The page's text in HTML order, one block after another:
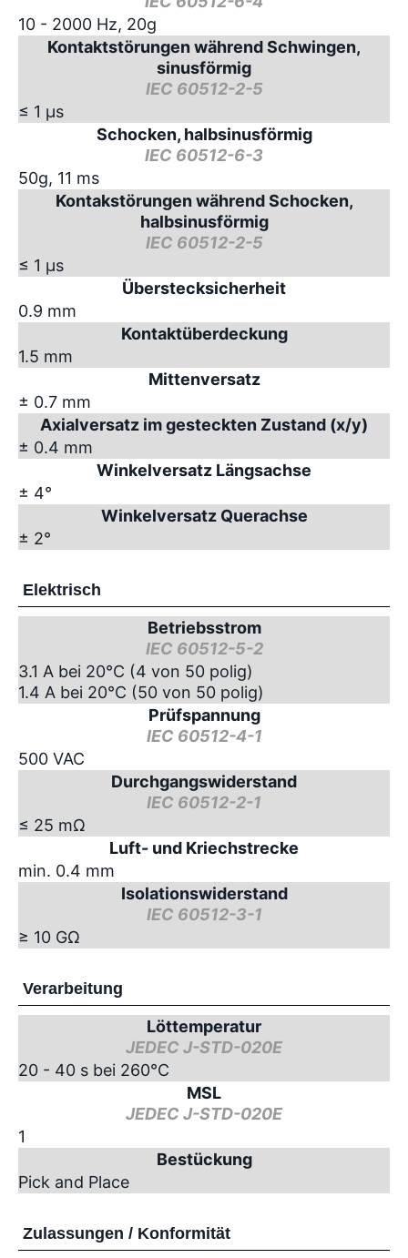
10 - 2000 Hz, 20g
Kontaktstörungen während Schwingen,
sinusförmig
IEC 60512-2-5
≤ 1 µs
Schocken, halbsinusförmig
IEC 60512-6-3
50g, 11 ms
Kontakstörungen während Schocken,
halbsinusförmig
IEC 60512-2-5
≤ 1 µs
Überstecksicherheit
0.9 mm
Kontaktüberdeckung
1.5 mm
Mittenversatz
± 0.7 mm
Axialversatz im gesteckten Zustand (x/y)
± 0.4 mm
Winkelversatz Längsachse
± 4°
Winkelversatz Querachse
± 2°
Elektrisch
Betriebsstrom
IEC 60512-5-2
3.1 A bei 20°C (4 von 50 polig)
1.4 A bei 20°C (50 von 50 polig)
Prüfspannung
IEC 60512-4-1
500 VAC
Durchgangswiderstand
IEC 60512-2-1
≤ 25 mΩ
Luft- und Kriechstrecke
min. 0.4 mm
Isolationswiderstand
IEC 60512-3-1
≥ 10 GΩ
Verarbeitung
Löttemperatur
JEDEC J-STD-020E
20 - 40 s bei 260°C
MSL
JEDEC J-STD-020E
1
Bestückung
Pick and Place
Zulassungen / Konformität